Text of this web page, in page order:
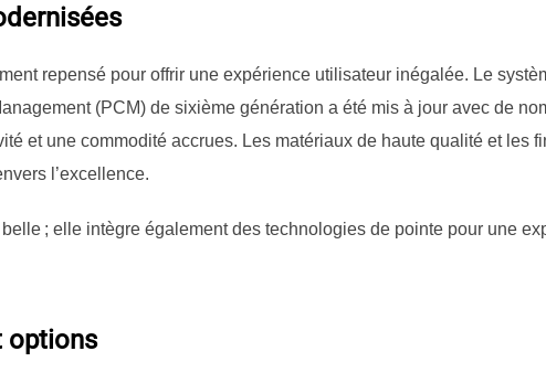
repensé pour offrir une expérience utilisateur inégalée. Le
(PCM) de sixième génération a été mis à jour avec de
et une commodité accrues. Les matériaux de haute qualité et les
l’excellence.
belle ; elle intègre également des technologies de pointe pour une
options